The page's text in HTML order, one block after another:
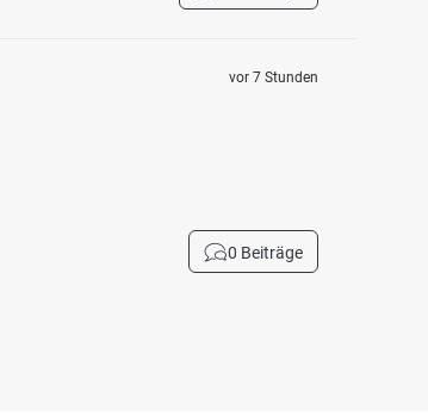
vor 7 Stunden
0 Beiträge